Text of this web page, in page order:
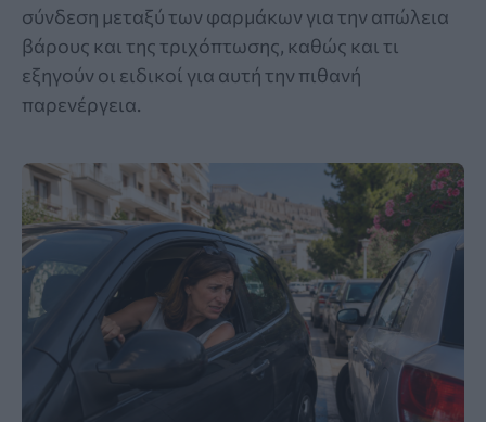
σύνδεση μεταξύ των φαρμάκων για την απώλεια
βάρους και της τριχόπτωσης, καθώς και τι
εξηγούν οι ειδικοί για αυτή την πιθανή
παρενέργεια.